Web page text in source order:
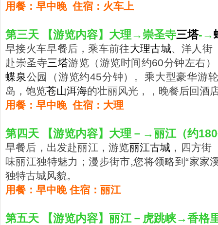
用餐：早中晚 住宿：火车上
第三天 【游览内容】大理→崇圣寺三塔-→
早接火车早餐后，乘车前往大理古城、洋人街
赴崇圣寺三塔游览（游览时间约60分钟左右
蝶泉公园（游览约45分钟）。乘大型豪华游
岛，饱览苍山洱海的壮丽风光，，晚餐后回酒
用餐：早中晚 住宿：大理
第四天 【游览内容】大理－→丽江（约
早餐后，出发赴丽江，游览丽江古城 ，四方街
味丽江独特魅力；漫步街市,您将领略到“家家
独特古城风貌。
用餐：早中晚 住宿：丽江
第五天 【游览内容】丽江－虎跳峡→香格